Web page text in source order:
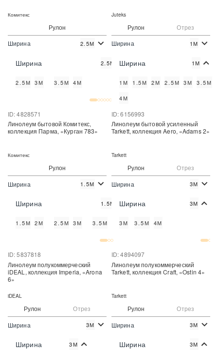
Рулон
Цена:
Комитекс
Ширина 2.5М
Ширина 2.5М
2.5М 3М 3.5М 4М
Рулон Отрез
Цена:
Juteks
Ширина 1М
Ширина 1М
1М 1.5М 2М 2.5М 3М
3.5М
4М
Рулон
ID: 4828571
Цена:
Линолеум бытовой Комитекс,
коллекция Парма, «Курган 783»
Комитекс
Ширина 1.5М
Ширина 1.5М
1.5М 2М 2.5М 3М 3.5М 4М
Рулон Отрез
ID: 6156993
Цена:
Линолеум бытовой усиленный
Tarkett, коллекция Aero, «Adams 2»
Tarkett
Ширина 3М
Ширина 3М
3М 3.5М 4М
Рулон Отрез
ID: 5837818
Цена:
Линолеум полукоммерческий
iDEAL, коллекция Imperia, «Arona
6»
iDEAL
Ширина 3М
Ширина 3М
Рулон Отрез
ID: 4894097
Цена:
Линолеум полукоммерческий
Tarkett, коллекция Craft, «Ostin 4»
Tarkett
Ширина 3М
Ширина 3М